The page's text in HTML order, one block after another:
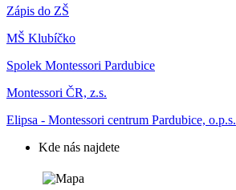
Zápis do ZŠ
MŠ Klubíčko
Spolek Montessori Pardubice
Montessori ČR, z.s.
Elipsa - Montessori centrum Pardubice, o.p.s.
Kde nás najdete